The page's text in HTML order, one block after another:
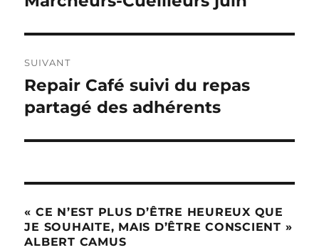
SUIVANT
Publication
suivante :
Repair Café suivi du repas
partagé des adhérents
« CE N’EST PLUS D’ÊTRE HEUREUX QUE
JE SOUHAITE, MAIS D’ÊTRE CONSCIENT »
ALBERT CAMUS